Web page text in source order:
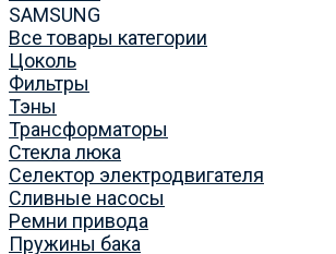
SAMSUNG
Все товары категории
Цоколь
Фильтры
Тэны
Трансформаторы
Стекла люка
Селектор электродвигателя
Сливные насосы
Ремни привода
Пружины бака